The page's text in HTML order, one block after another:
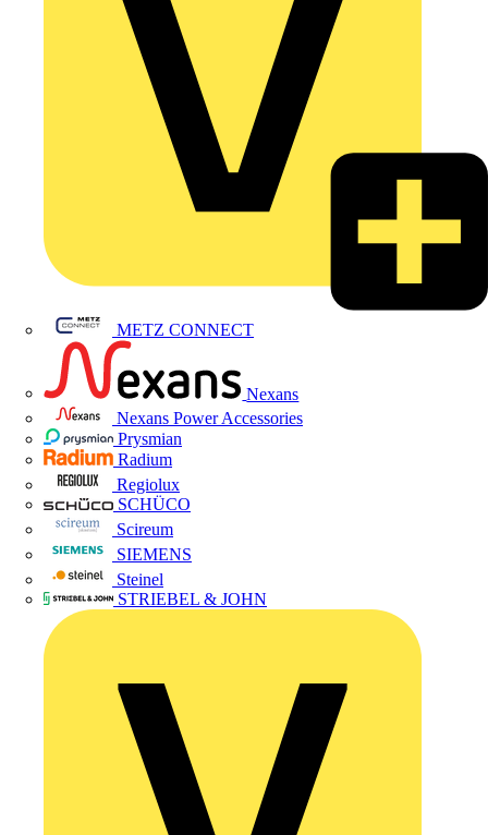
METZ CONNECT
Nexans
Nexans Power Accessories
Prysmian
Radium
Regiolux
SCHÜCO
Scireum
SIEMENS
Steinel
STRIEBEL & JOHN